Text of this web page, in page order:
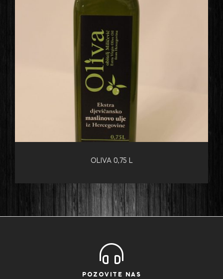
OLIVA 0,75 L
POZOVITE NAS